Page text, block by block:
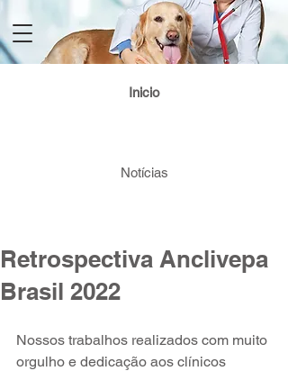
Login / Registre-se
Inicio
Notícias
Retrospectiva Anclivepa
Brasil 2022
Nossos trabalhos realizados com muito
orgulho e dedicação aos clínicos